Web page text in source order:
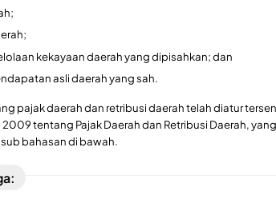
kekayaan daerah yang dipisahkan; dan
asli daerah yang sah.
pajak daerah dan retribusi daerah telah diatur
2009 tentang Pajak Daerah dan Retribusi Daerah,
bahasan di bawah.